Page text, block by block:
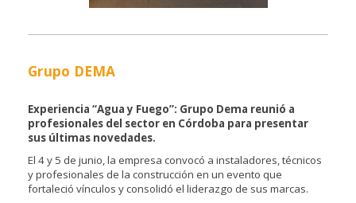
Grupo DEMA
Experiencia “Agua y Fuego”: Grupo Dema reunió a
profesionales del sector en Córdoba para presentar
sus últimas novedades.
El 4 y 5 de junio, la empresa convocó a instaladores, técnicos
y profesionales de la construcción en un evento que
fortaleció vínculos y consolidó el liderazgo de sus marcas.